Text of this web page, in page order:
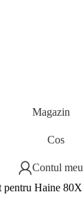
Magazin
Cos
Contul meu